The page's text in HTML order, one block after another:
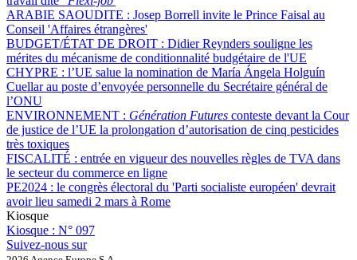
ARABIE SAOUDITE : Josep Borrell invite le Prince Faisal au
Conseil 'Affaires étrangères'
BUDGET/ÉTAT DE DROIT : Didier Reynders souligne les
mérites du mécanisme de conditionnalité budgétaire de l'UE
CHYPRE : l’UE salue la nomination de María Ángela Holguín
Cuellar au poste d’envoyée personnelle du Secrétaire général de
l’ONU
ENVIRONNEMENT : Génération Futures conteste devant la Cour
de justice de l’UE la prolongation d’autorisation de cinq pesticides
très toxiques
FISCALITÉ : entrée en vigueur des nouvelles règles de TVA dans
le secteur du commerce en ligne
PE2024 : le congrès électoral du 'Parti socialiste européen' devrait
avoir lieu samedi 2 mars à Rome
Kiosque
Kiosque : N° 097
Suivez-nous sur